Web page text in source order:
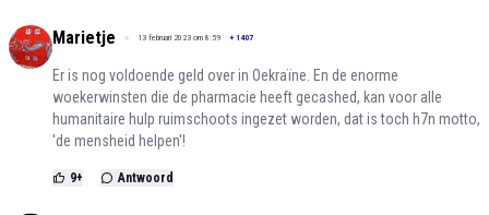
Marietje 13 februari 2023 om 8:59 + 1407
Er is nog voldoende geld over in Oekraïne. En de enorme
woekerwinsten die de pharmacie heeft gecashed, kan voor alle
humanitaire hulp ruimschoots ingezet worden, dat is toch h7n motto,
'de mensheid helpen'!
9+ Antwoord